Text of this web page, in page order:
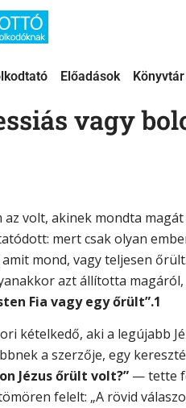
Előadások Könyvtár
vagy
volt, akinek mondta
mert csak olyan
mond, vagy teljesen
azt állította magáról,
Fia vagy egy őrült”.1
kételkedő, aki a legújabb
a szerzője, egy
Jézus őrült volt?” — tette
felelt: „A rövid